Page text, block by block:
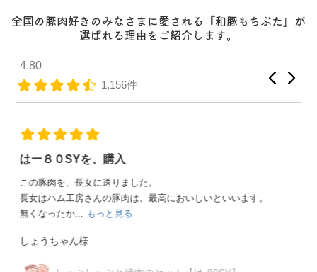
全国の豚肉好きのみなさまに愛される『和豚もちぶた』が
選ばれる理由をご紹介します。
4.80
1,156件
兄姉達が大喜び
4軒の兄姉夫婦達に、お中元として贈りました。宮城県までだ
ったので大丈夫かなって心配しましたが、綺麗な...もっと見
る
埼玉のタッケン様